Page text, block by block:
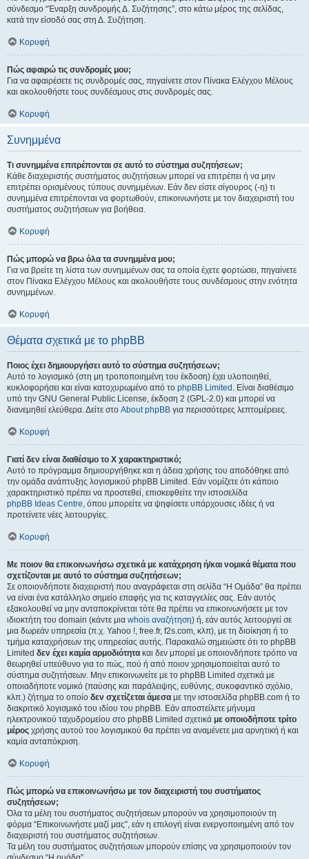
σύνδεσμο “Έναρξη συνδρομής Δ. Συζήτησης”, στο κάτω μέρος της σελίδας,
κατά την είσοδό σας στη Δ. Συζήτηση.
Κορυφή
Πώς αφαιρώ τις συνδρομές μου;
Για να αφαιρέσετε τις συνδρομές σας, πηγαίνετε στον Πίνακα Ελέγχου Μέλους
και ακολουθήστε τους συνδέσμους στις συνδρομές σας.
Κορυφή
Συνημμένα
Τι συνημμένα επιτρέπονται σε αυτό το σύστημα συζητήσεων;
Κάθε διαχειριστής συστήματος συζητήσεων μπορεί να επιτρέπει ή να μην
επιτρέπει ορισμένους τύπους συνημμένων. Εάν δεν είστε σίγουρος (-η) τι
συνημμένα επιτρέπονται να φορτωθούν, επικοινωνήστε με τον διαχειριστή του
συστήματος συζητήσεων για βοήθεια.
Κορυφή
Πώς μπορώ να βρω όλα τα συνημμένα μου;
Για να βρείτε τη λίστα των συνημμένων σας τα οποία έχετε φορτώσει, πηγαίνετε
στον Πίνακα Ελέγχου Μέλους και ακολουθήστε τους συνδέσμους στην ενότητα
συνημμένων.
Κορυφή
Θέματα σχετικά με το phpBB
Ποιος έχει δημιουργήσει αυτό το σύστημα συζητήσεων;
Αυτό το λογισμικό (στη μη τροποποιημένη του έκδοση) έχει υλοποιηθεί,
κυκλοφορήσει και είναι κατοχυρωμένο από το phpBB Limited . Είναι διαθέσιμο
υπό την GNU General Public License, έκδοση 2 (GPL-2.0) και μπορεί να
διανεμηθεί ελεύθερα. Δείτε στο About phpBB για περισσότερες λεπτομέρειες.
Κορυφή
Γιατί δεν είναι διαθέσιμο το Χ χαρακτηριστικό;
Αυτό το πρόγραμμα δημιουργήθηκε και η άδεια χρήσης του αποδόθηκε από
την ομάδα ανάπτυξης λογισμικού phpBB Limited. Εάν νομίζετε ότι κάποιο
χαρακτηριστικό πρέπει να προστεθεί, επισκεφθείτε την ιστοσελίδα
phpBB Ideas Centre, όπου μπορείτε να ψηφίσετε υπάρχουσες ιδέες ή να
προτείνετε νέες λειτουργίες.
Κορυφή
Με ποιον θα επικοινωνήσω σχετικά με κατάχρηση ή/και νομικά θέματα που
σχετίζονται με αυτό το σύστημα συζητήσεων;
Σε οποιονδήποτε διαχειριστή που αναγράφεται στη σελίδα “Η Ομάδα” θα πρέπει
να είναι ένα κατάλληλο σημείο επαφής για τις καταγγελίες σας. Εάν αυτός
εξακολουθεί να μην ανταποκρίνεται τότε θα πρέπει να επικοινωνήσετε με τον
ιδιοκτήτη του domain (κάντε μια whois αναζήτηση) ή, εάν αυτός λειτουργεί σε
μια δωρεάν υπηρεσία (π.χ. Yahoo !, free.fr, f2s.com, κλπ), με τη διοίκηση ή το
τμήμα καταχρήσεων της υπηρεσίας αυτής. Παρακαλώ σημειώστε ότι το phpBB
Limited δεν έχει καμία αρμοδιότητα και δεν μπορεί με οποιονδήποτε τρόπο να
θεωρηθεί υπεύθυνο για το πώς, πού ή από ποιον χρησιμοποιείται αυτό το
σύστημα συζητήσεων. Μην επικοινωνείτε με το phpBB Limited σχετικά με
οποιαδήποτε νομικό (παύσης και παράλειψης, ευθύνης, συκοφαντικό σχόλιο,
κλπ.) ζήτημα το οποίο δεν σχετίζεται άμεσα με την ιστοσελίδα phpBB.com ή το
διακριτικό λογισμικό του ιδίου του phpBB. Εάν αποστείλετε μήνυμα
ηλεκτρονικού ταχυδρομείου στο phpBB Limited σχετικά με οποιοδήποτε τρίτο
μέρος χρήσης αυτού του λογισμικού θα πρέπει να αναμένετε μια αρνητική ή και
καμία ανταπόκριση.
Κορυφή
Πώς μπορώ να επικοινωνήσω με τον διαχειριστή του συστήματος
συζητήσεων;
Όλα τα μέλη του συστήματος συζητήσεων μπορούν να χρησιμοποιούν τη
φόρμα “Επικοινωνήστε μαζί μας”, εάν η επιλογή είναι ενεργοποιημένη από τον
διαχειριστή του συστήματος συζητήσεων.
Τα μέλη του συστήματος συζητήσεων μπορούν επίσης να χρησιμοποιούν τον